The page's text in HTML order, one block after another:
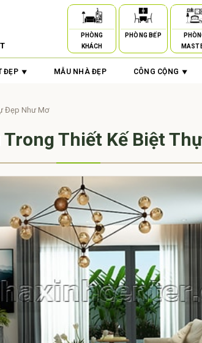
PHÒNG
KHÁCH
PHÒNG BẾP
ĐẸP MẪU NHÀ ĐẸP CÔNG CỘNG
Đẹp Như Mơ
Trong Thiết Kế Biệt